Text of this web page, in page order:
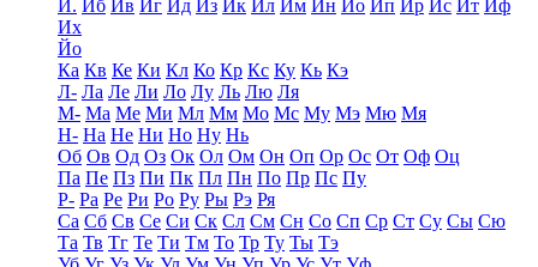
И. Иб Ив Иг Ид Из Ик Ил Им Ин Ио Ип Ир Ис Ит Иф
Их
Йо
Ка Кв Ке Ки Кл Ко Кр Кс Ку Кь Кэ
Л- Ла Ле Ли Ло Лу Ль Лю Ля
М- Ма Ме Ми Мл Мм Мо Мс Му Мэ Мю Мя
Н- На Не Ни Но Ну Нь
Об Ов Од Оз Ок Ол Ом Он Оп Ор Ос От Оф Оц
Па Пе Пз Пи Пк Пл Пн По Пр Пс Пу
Р- Ра Ре Ри Ро Ру Ры Рэ Ря
Са Сб Св Се Си Ск Сл См Сн Со Сп Ср Ст Су Сы Сю
Та Тв Тг Те Ти Тм То Тр Ту Ты Тэ